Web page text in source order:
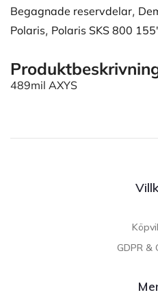
Begagnade reservdelar,
Polaris, Polaris SKS 800
489mil AXYS
GDPR &